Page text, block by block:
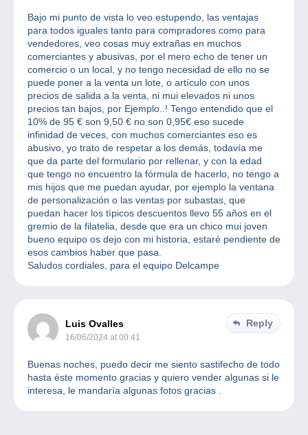
Bajo mi punto de vista lo veo estupendo, las ventajas
para todos iguales tanto para compradores como para
vendedores, veo cosas muy extrañas en muchos
comerciantes y abusivas, por el mero echo de tener un
comercio o un local, y no tengo necesidad de ello no se
puede poner a la venta un lote, o artículo con unos
precios de salida a la venta, ni mui elevados ni unos
precios tan bajos, por Ejemplo..! Tengo entendido que el
10% de 95 € son 9,50 € no son 0,95€ eso sucede
infinidad de veces, con muchos comerciantes eso es
abusivo, yo trato de respetar a los demás, todavía me
que da parte del formulario por rellenar, y con la edad
que tengo no encuentro la fórmula de hacerlo, no tengo a
mis hijos que me puedan ayudar, por ejemplo la ventana
de personalización o las ventas por subastas, que
puedan hacer los típicos descuentos llevo 55 años en el
gremio de la filatelia, desde que era un chico mui joven
bueno equipo os dejo con mi historia, estaré pendiente de
esos cambios haber que pasa.
Saludos cordiales, para el equipo Delcampe
Luis Ovalles
16/06/2024 at 00:41
Reply
Buenas noches, puedo decir me siento sastifecho de todo
hasta éste momento gracias y quiero vender algunas si le
interesa, le mandaría algunas fotos gracias .